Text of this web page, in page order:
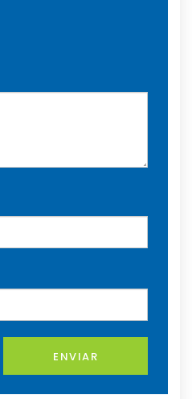
ENVIAR